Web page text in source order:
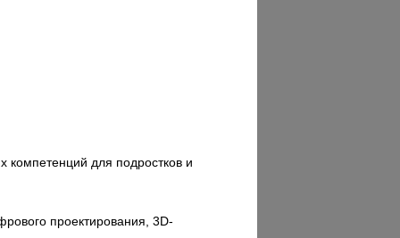
для подростков и
проектирования, 3D-